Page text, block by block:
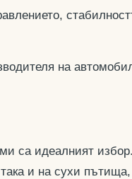
на
са идеалният
и на сухи пътища,